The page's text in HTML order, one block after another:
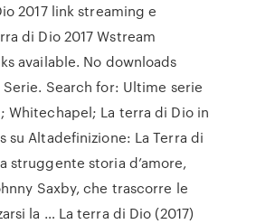
2017 link streaming e
di Dio 2017 Wstream
available. No downloads
Search for: Ultime serie
Whitechapel; La terra di Dio in
su Altadefinizione: La Terra di
struggente storia d’amore,
Saxby, che trascorre le
la … La terra di Dio (2017)